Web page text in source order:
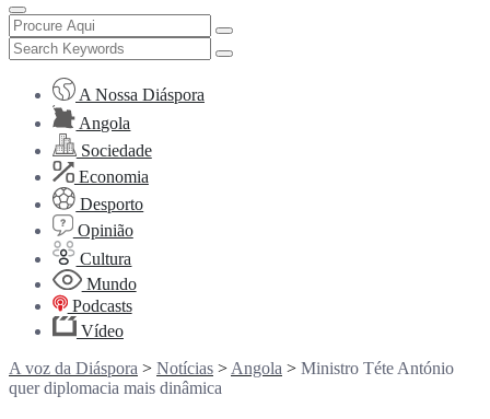
A Nossa Diáspora
Angola
Sociedade
Economia
Desporto
Opinião
Cultura
Mundo
Podcasts
Vídeo
A voz da Diáspora > Notícias > Angola > Ministro Téte António
quer diplomacia mais dinâmica